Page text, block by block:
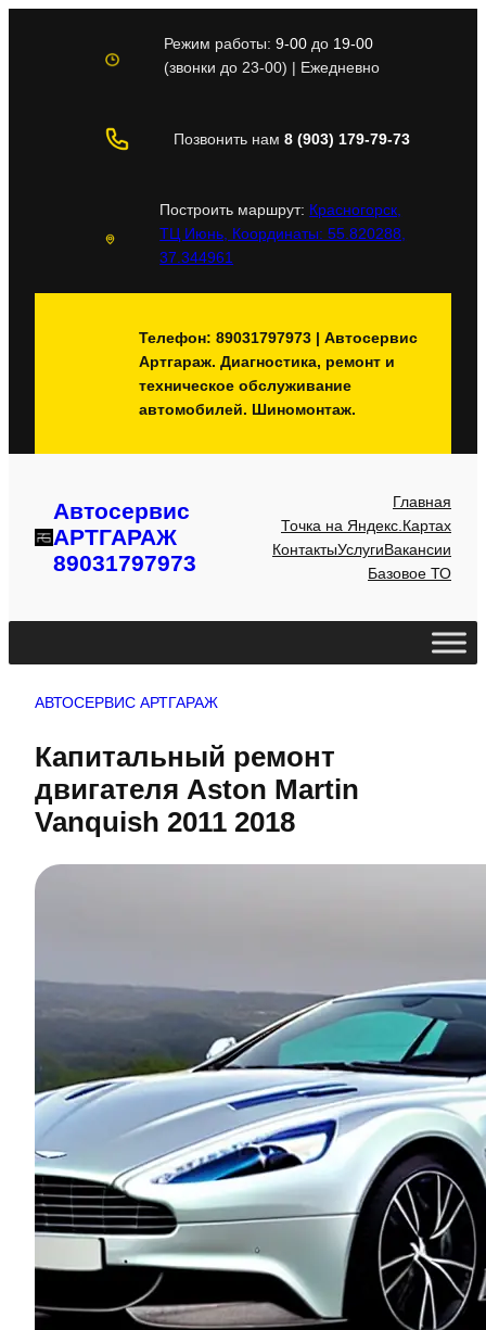
содержимому
Режим работы: 9-00до 19-00
(звонки до 23-00) | Ежедневно
Позвонить нам 8 (903) 179-79-73
Построить маршрут: Красногорск,
ТЦ Июнь, Координаты: 55.820288,
37.344961
Телефон: 89031797973 | Автосервис
Артгараж. Диагностика, ремонт и
техническое обслуживание
автомобилей. Шиномонтаж.
Автосервис
АРТГАРАЖ
89031797973
Главная
Точка на Яндекс.Картах
КонтактыУслугиВакансии
Базовое ТО
АВТОСЕРВИС АРТГАРАЖ
Капитальный ремонт
двигателя Aston Martin
Vanquish 2011 2018